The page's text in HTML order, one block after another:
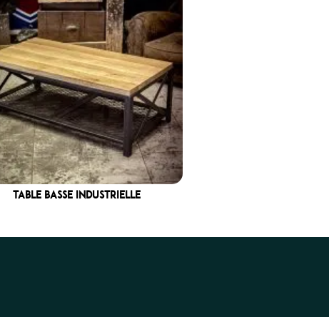
TABLE BASSE INDUSTRIELLE